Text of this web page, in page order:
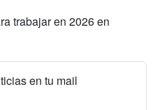
trabajar en 2026 en
en tu mail